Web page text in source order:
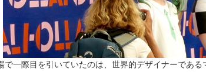
で一際目を引いていたのは、世界的デザイナーであ